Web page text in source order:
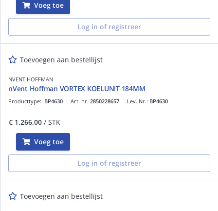
Voeg toe
Log in of registreer
Toevoegen aan bestellijst
NVENT HOFFMAN
nVent Hoffman VORTEX KOELUNIT 184MM
Art. nr. 2850228657
Producttype: BP4630 Lev. Nr.: BP4630
€ 1.266,00 / STK
Voeg toe
Log in of registreer
Toevoegen aan bestellijst